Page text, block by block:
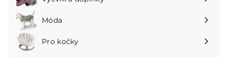
Rozbalte
podnabídku
Móda
Rozbalte
podnabídku
Pro kočky
Rozbalte